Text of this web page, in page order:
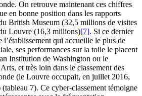
On retrouve maintenant ces chiffres
en bonne position dans les rapports
British Museum (32,5 millions de visites
Louvre (16,3 millions)[7]. Si ce dernier
l’établissement qui accueille le plus de
ses performances sur la toile le placent
Institution de Washington ou le
et très loin dans le classement des
(le Louvre occupait, en juillet 2016,
(tableau 7). Ce cyber-classement témoigne